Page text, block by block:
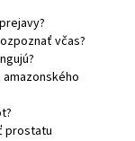
včas?
prostatu